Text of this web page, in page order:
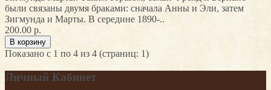
были связаны двумя браками: сначала Анны и Эли, затем
Зигмунда и Марты. В середине 1890-..
200.00 р.
Показано с 1 по 4 из 4 (страниц: 1)
Личный Кабинет